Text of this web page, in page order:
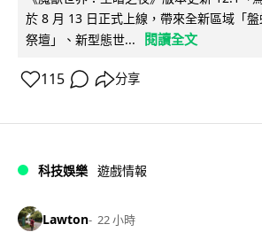
於 8 月 13 日正式上線，帶來全新區域「
祭壇」、新型態世...
閱讀全文
115 分享
科技娛樂 遊戲情報
Lawton 22 小時